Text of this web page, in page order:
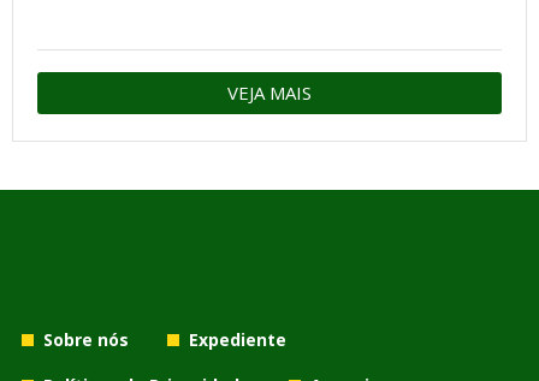
VEJA MAIS
Sobre nós
Expediente